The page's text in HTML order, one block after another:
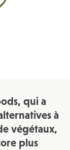
qui a
à
végétaux,
plus